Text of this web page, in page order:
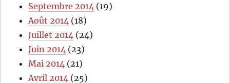
Septembre 2014 (19)
Août 2014 (18)
Juillet 2014 (24)
Juin 2014 (23)
Mai 2014 (21)
Avril 2014 (25)